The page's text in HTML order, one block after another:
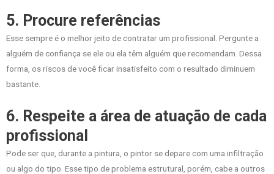
5. Procure referências
Esse sempre é o melhor jeito de contratar um profissional. Pergunte a
alguém de confiança se ele ou ela têm alguém que recomendam. Dessa
forma, os riscos de você ficar insatisfeito com o resultado diminuem
bastante.
6. Respeite a área de atuação de cada
profissional
Pode ser que, durante a pintura, o pintor se depare com uma infiltração
ou algo do tipo. Esse tipo de problema estrutural, porém, cabe a outros